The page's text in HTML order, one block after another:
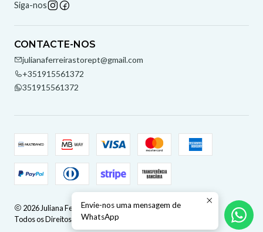
Siga-nos
CONTACTE-NOS
julianaferreirastorept@gmail.com
+351915561372
351915561372
2026 Juliana Ferreira Store.
Todos os Direitos Reservados.Com tecnologia Jumpseller
Envie-nos uma mensagem de
WhatsApp